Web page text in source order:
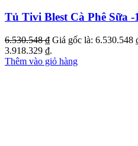
Tủ Tivi Blest Cà Phê Sữa -1
6.530.548₫ Giá gốc là: 6.530.548
3.918.329 ₫.
Thêm vào giỏ hàng